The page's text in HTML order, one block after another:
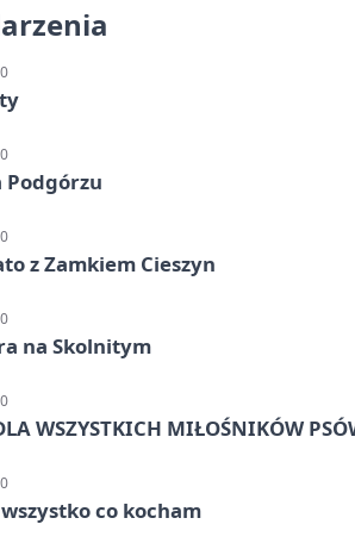
Podgórzu
z Zamkiem Cieszyn
na Skolnitym
WSZYSTKICH MIŁOŚNIKÓW
co kocham